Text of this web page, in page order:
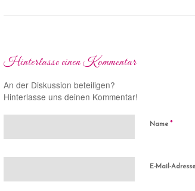
Hinterlasse einen Kommentar
An der Diskussion beteiligen?
Hinterlasse uns deinen Kommentar!
Name *
E-Mail-Adresse